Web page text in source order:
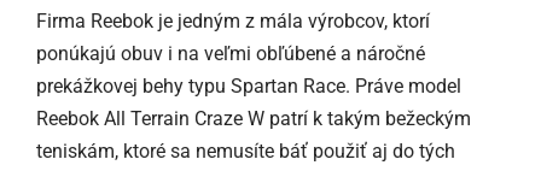
Firma Reebok je jedným z mála výrobcov, ktorí
ponúkajú obuv i na veľmi obľúbené a náročné
prekážkovej behy typu Spartan Race. Práve model
Reebok All Terrain Craze W patrí k takým bežeckým
teniskám, ktoré sa nemusíte báť použiť aj do tých